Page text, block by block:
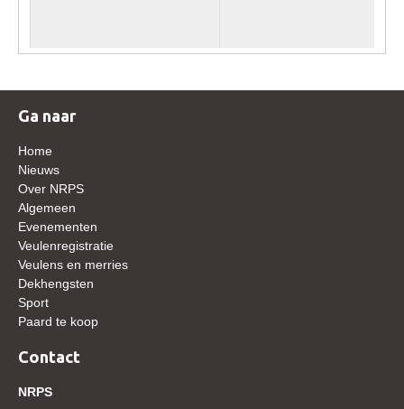
Dekhengsten
ZADEL 2026
Verrichtingsonderzoek NRPS
Verrichtingsonderzoek 2025-2026
Verrichtingsonderzoek 2024-2025
Ga naar
Home
Nieuws
Over NRPS
Algemeen
Evenementen
Veulenregistratie
Veulens en merries
Dekhengsten
Sport
Paard te koop
Contact
NRPS